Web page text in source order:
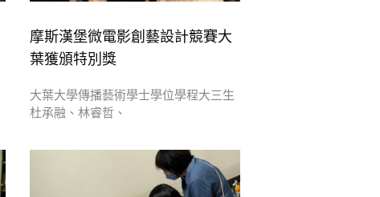
摩斯漢堡微電影創藝設計競賽大
葉獲頒特別獎
大葉大學傳播藝術學士學位學程大三生
杜承融、林睿哲、